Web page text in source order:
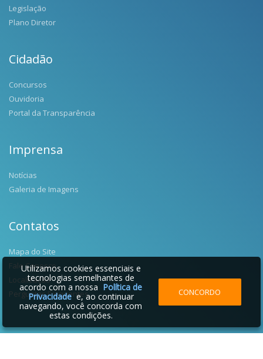
Legislação
Plano Diretor
Cidadão
Concursos
Ouvidoria
Portal da Transparência
Imprensa
Notícias
Galeria de Imagens
Contatos
Mapa do Site
Fale Conosco
Localização
Perguntas Frequentes
Utilizamos cookies essenciais e
tecnologias semelhantes de
acordo com a nossa Política de
Privacidadee, ao continuar
navegando, você concorda com
estas condições.
CONCORDO